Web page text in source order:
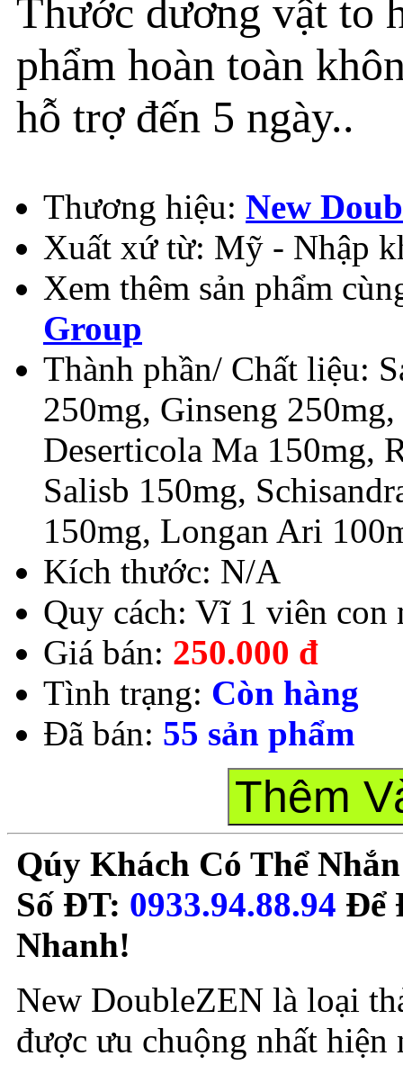
Thước dương vật to
phẩm hoàn toàn
hỗ trợ đến 5 ngày..
Thương hiệu: New
Xuất xứ từ: Mỹ - Nhập
Xem thêm sản phẩm
Group
Thành phần/ Chất liệu:
250mg, Ginseng
Deserticola Ma 150mg,
Salisb 150mg,
150mg, Longan Ari
Kích thước: N/A
Quy cách: Vĩ 1 viên con
Giá bán: 250.000 đ
Tình trạng: Còn hàng
Đã bán: 55 sản phẩm
Qúy Khách Có Thể
Số ĐT: 0933.94.88.94 Để
Nhanh!
New DoubleZEN là loại
được ưu chuộng nhất hiện